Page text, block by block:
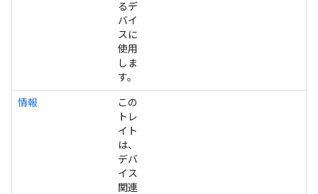
るデ
バイ
スに
使用
しま
す。
情報
この
トレ
イト
は、
デバ
イス
関連